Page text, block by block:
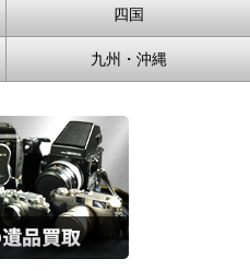
四国
九州・沖縄